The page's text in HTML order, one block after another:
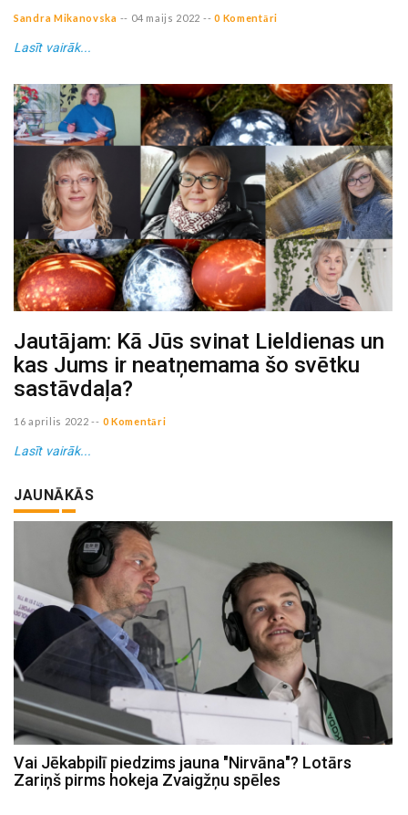
Sandra Mikanovska -- 04 maijs 2022 -- 0 Komentāri
Lasīt vairāk...
Jautājam: Kā Jūs svinat Lieldienas un
kas Jums ir neatņemama šo svētku
sastāvdaļa?
16 aprilis 2022 -- 0 Komentāri
Lasīt vairāk...
JAUNĀKĀS
Vai Jēkabpilī piedzims jauna "Nirvāna"? Lotārs
Zariņš pirms hokeja Zvaigžņu spēles